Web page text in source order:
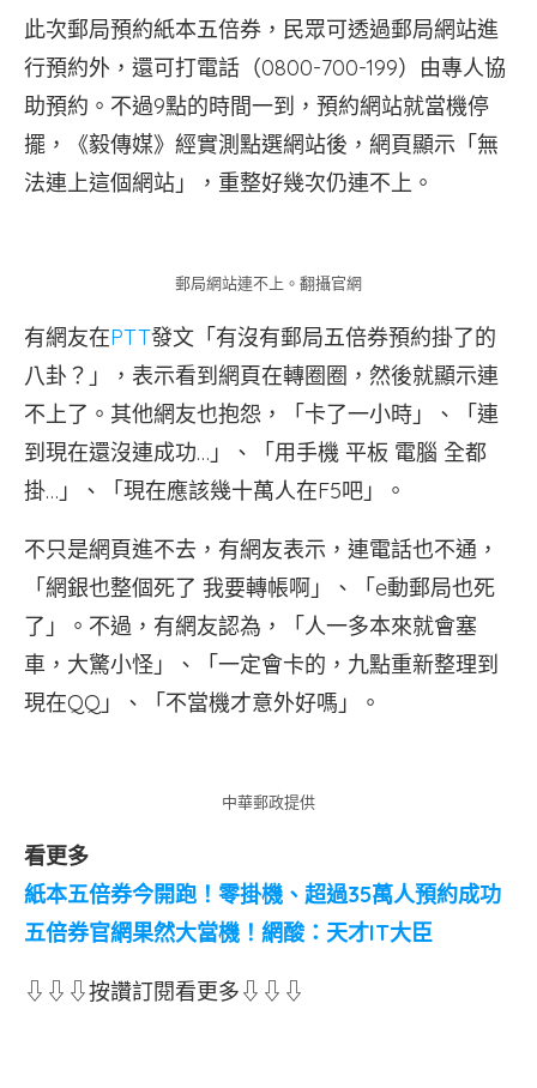
此次郵局預約紙本五倍券，民眾可透過郵局網站進
行預約外，還可打電話（0800-700-199）由專人協
助預約。不過9點的時間一到，預約網站就當機停
擺，《毅傳媒》經實測點選網站後，網頁顯示「無
法連上這個網站」，重整好幾次仍連不上。
郵局網站連不上。翻攝官網
有網友在PTT發文「有沒有郵局五倍券預約掛了的
八卦？」，表示看到網頁在轉圈圈，然後就顯示連
不上了。其他網友也抱怨，「卡了一小時」、「連
到現在還沒連成功…」、「用手機 平板 電腦 全都
掛…」、「現在應該幾十萬人在F5吧」。
不只是網頁進不去，有網友表示，連電話也不通，
「網銀也整個死了 我要轉帳啊」、「e動郵局也死
了」。不過，有網友認為，「人一多本來就會塞
車，大驚小怪」、「一定會卡的，九點重新整理到
現在QQ」、「不當機才意外好嗎」。
中華郵政提供
看更多
紙本五倍券今開跑！零掛機、超過35萬人預約成功
五倍券官網果然大當機！網酸：天才IT大臣
⇩⇩⇩按讚訂閱看更多⇩⇩⇩